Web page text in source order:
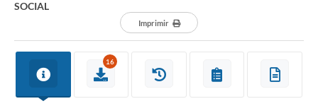
SOCIAL
Imprimir
16